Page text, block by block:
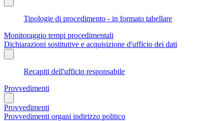
Tipologie di procedimento - in formato tabellare
Monitoraggio tempi procedimentali
Dichiarazioni sostitutive e acquisizione d'ufficio dei dati
Recapiti dell'ufficio responsabile
Provvedimenti
Provvedimenti
Provvedimenti organi indirizzo politico